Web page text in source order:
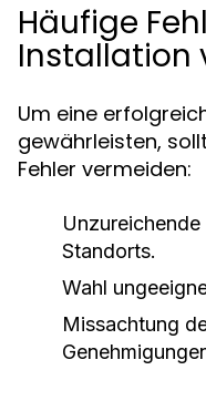
Häufige
Installation
Um eine
gewährleisten,
Fehler vermeiden:
Standorts.
Wahl
Missachtung